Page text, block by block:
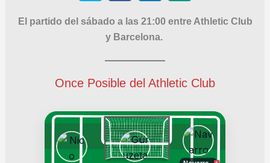
El partido del sábado a las 21:00 entre Athletic Club
y Barcelona.
Once Posible del Athletic Club